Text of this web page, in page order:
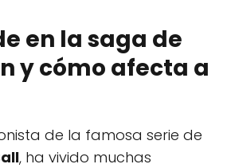
en la saga de
y cómo afecta a
de la famosa serie de
, ha vivido muchas